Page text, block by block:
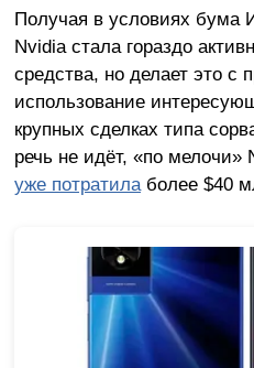
Получая в условиях бума
Nvidia стала гораздо
средства, но делает это
использование
крупных сделках типа
речь не идёт, «по мелочи»
уже потратилаболее $40